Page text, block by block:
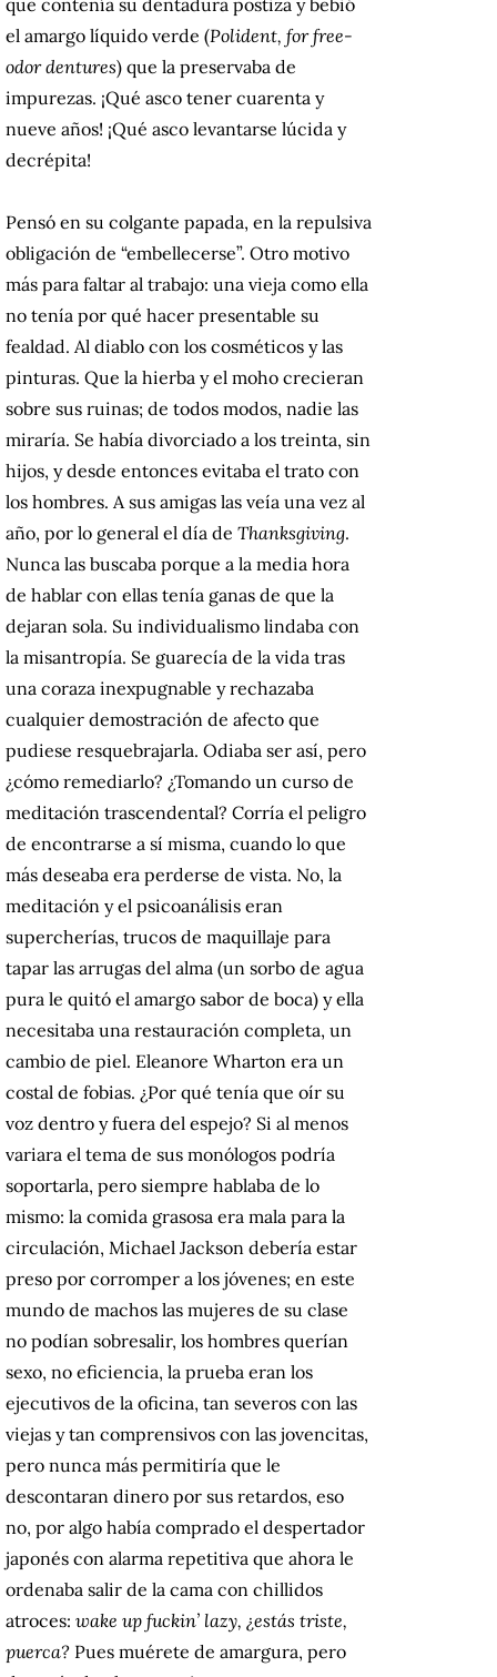
que contenía su dentadura postiza y bebió
el amargo líquido verde (Polident, for free-
odor dentures) que la preservaba de
impurezas. ¡Qué asco tener cuarenta y
nueve años! ¡Qué asco levantarse lúcida y
decrépita!
Pensó en su colgante papada, en la repulsiva
obligación de “embellecerse”. Otro motivo
más para faltar al trabajo: una vieja como ella
no tenía por qué hacer presentable su
fealdad. Al diablo con los cosméticos y las
pinturas. Que la hierba y el moho crecieran
sobre sus ruinas; de todos modos, nadie las
miraría. Se había divorciado a los treinta, sin
hijos, y desde entonces evitaba el trato con
los hombres. A sus amigas las veía una vez al
año, por lo general el día de Thanksgiving.
Nunca las buscaba porque a la media hora
de hablar con ellas tenía ganas de que la
dejaran sola. Su individualismo lindaba con
la misantropía. Se guarecía de la vida tras
una coraza inexpugnable y rechazaba
cualquier demostración de afecto que
pudiese resquebrajarla. Odiaba ser así, pero
¿cómo remediarlo? ¿Tomando un curso de
meditación trascendental? Corría el peligro
de encontrarse a sí misma, cuando lo que
más deseaba era perderse de vista. No, la
meditación y el psicoanálisis eran
supercherías, trucos de maquillaje para
tapar las arrugas del alma (un sorbo de agua
pura le quitó el amargo sabor de boca) y ella
necesitaba una restauración completa, un
cambio de piel. Eleanore Wharton era un
costal de fobias. ¿Por qué tenía que oír su
voz dentro y fuera del espejo? Si al menos
variara el tema de sus monólogos podría
soportarla, pero siempre hablaba de lo
mismo: la comida grasosa era mala para la
circulación, Michael Jackson debería estar
preso por corromper a los jóvenes; en este
mundo de machos las mujeres de su clase
no podían sobresalir, los hombres querían
sexo, no eficiencia, la prueba eran los
ejecutivos de la oficina, tan severos con las
viejas y tan comprensivos con las jovencitas,
pero nunca más permitiría que le
descontaran dinero por sus retardos, eso
no, por algo había comprado el despertador
japonés con alarma repetitiva que ahora le
ordenaba salir de la cama con chillidos
atroces: wake up fuckin’ lazy, ¿estás triste,
puerca? Pues muérete de amargura, pero